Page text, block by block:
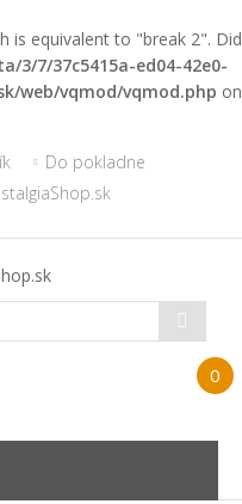
is equivalent to "break 2". Did
3/7/37c5415a-ed04-42e0-
web/vqmod/vqmod.php on
Do pokladne
0